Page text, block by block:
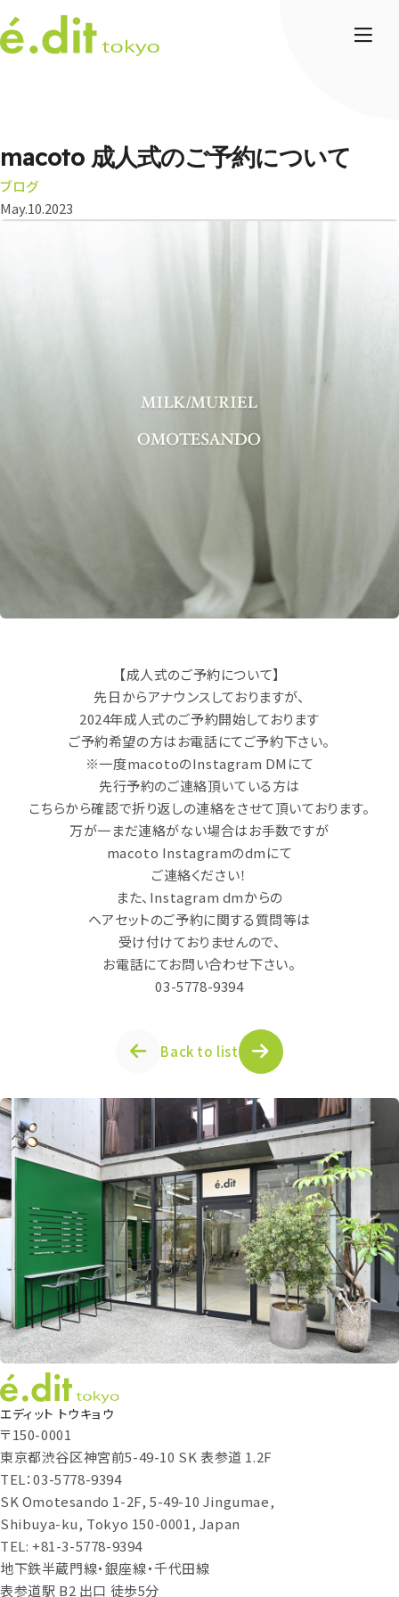
macoto 成人式のご予約について
ブログ
May.10.2023
【成人式のご予約について】
先日からアナウンスしておりますが、
2024年成人式のご予約開始しております
ご予約希望の方はお電話にてご予約下さい。
※一度macotoのInstagram DMにて
先行予約のご連絡頂いている方は
こちらから確認で折り返しの連絡をさせて頂いております。
万が一まだ連絡がない場合はお手数ですが
macoto Instagramのdmにて
ご連絡ください！
また、Instagram dmからの
ヘアセットのご予約に関する質問等は
受け付けておりませんので、
お電話にてお問い合わせ下さい。
03-5778-9394
Back to list
エディット トウキョウ
〒150-0001
東京都渋谷区神宮前5-49-10 SK 表参道 1.2F
TEL：03-5778-9394
SK Omotesando 1-2F, 5-49-10 Jingumae,
Shibuya-ku, Tokyo 150-0001, Japan
TEL: +81-3-5778-9394
地下鉄半蔵門線・銀座線・千代田線
表参道駅 B2 出口 徒歩5分